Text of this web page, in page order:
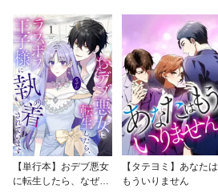
【単行本】おデブ悪女
に転生したら、なぜか
【タテヨミ】あなたは
もういりません